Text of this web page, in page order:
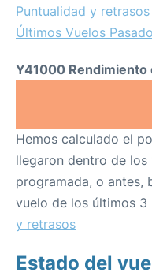
Puntualidad y retrasos
Últimos Vuelos
Y41000 Rendimiento
Hemos calculado el
llegaron dentro de los
programada, o antes,
vuelo de los últimos 3
y retrasos
Estado del